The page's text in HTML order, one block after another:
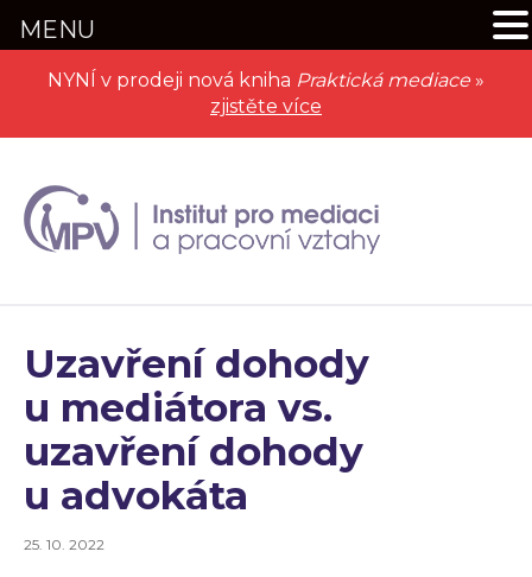
NYNÍ v prodeji nová kniha Praktická mediace »
zjistěte více
Uzavření dohody
u mediátora vs.
uzavření dohody
u advokáta
25. 10. 2022
MENU